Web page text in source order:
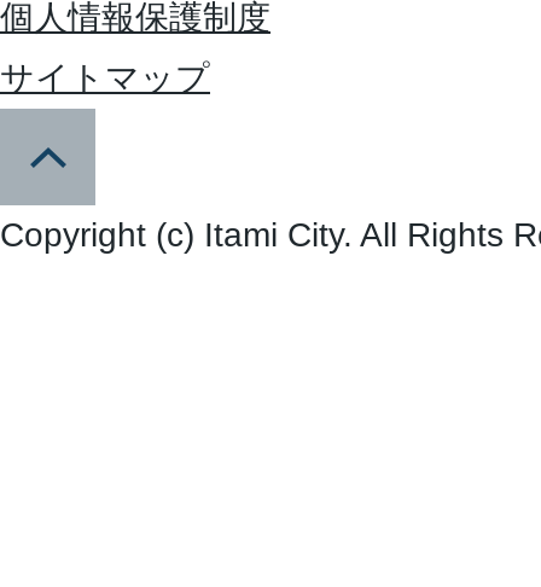
個人情報保護制度
サイトマップ
Copyright (c) Itami City. All Rights